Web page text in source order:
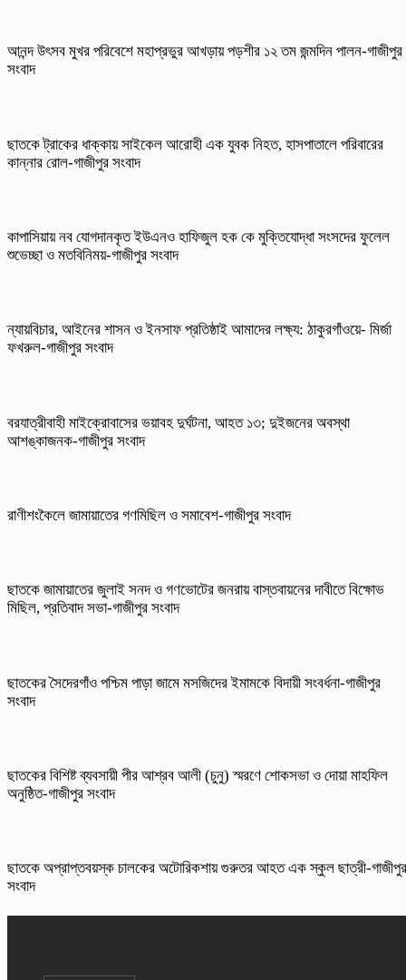
আনন্দ উৎসব মুখর পরিবেশে মহাপ্রভুর আখড়ায় পড়শীর ১২ তম জন্মদিন পালন-গাজীপুর
সংবাদ
ছাতকে ট্রাকের ধাক্কায় সাইকেল আরোহী এক যুবক নিহত, হাসপাতালে পরিবারের
কান্নার রোল-গাজীপুর সংবাদ
কাপাসিয়ায় নব যোগদানকৃত ইউএনও হাফিজুল হক কে মুক্তিযোদ্ধা সংসদের ফুলেল
শুভেচ্ছা ও মতবিনিময়-গাজীপুর সংবাদ
ন্যায়বিচার, আইনের শাসন ও ইনসাফ প্রতিষ্ঠাই আমাদের লক্ষ্য: ঠাকুরগাঁওয়ে- মির্জা
ফখরুল-গাজীপুর সংবাদ
বরযাত্রীবাহী মাইক্রোবাসের ভয়াবহ দুর্ঘটনা, আহত ১৩; দুইজনের অবস্থা
আশঙ্কাজনক-গাজীপুর সংবাদ
রাণীশংকৈলে জামায়াতের গণমিছিল ও সমাবেশ-গাজীপুর সংবাদ
ছাতকে জামায়াতের জুলাই সনদ ও গণভোটের জনরায় বাস্তবায়নের দাবীতে বিক্ষোভ
মিছিল, প্রতিবাদ সভা-গাজীপুর সংবাদ
ছাতকের সৈদেরগাঁও পশ্চিম পাড়া জামে মসজিদের ইমামকে বিদায়ী সংবর্ধনা-গাজীপুর
সংবাদ
ছাতকের বিশিষ্ট ব্যবসায়ী পীর আশ্রব আলী (চুনু) স্মরণে শোকসভা ও দোয়া মাহফিল
অনুষ্ঠিত-গাজীপুর সংবাদ
ছাতকে অপ্রাপ্তবয়স্ক চালকের অটোরিকশায় গুরুতর আহত এক স্কুল ছাত্রী-গাজীপুর
সংবাদ